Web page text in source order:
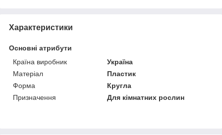
Характеристики
Основні атрибути
Країна виробник
Україна
Матеріал
Пластик
Форма
Кругла
Призначення
Для кімнатних рослин